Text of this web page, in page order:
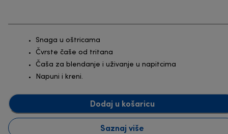
Snaga u oštricama
Čvrste čaše od tritana
Čaša za blendanje i uživanje u napitcima
Napuni i kreni.
Dodaj u košaricu
Saznaj više